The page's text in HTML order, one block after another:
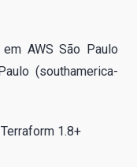
AWS São Paulo
(southamerica-
1.8+